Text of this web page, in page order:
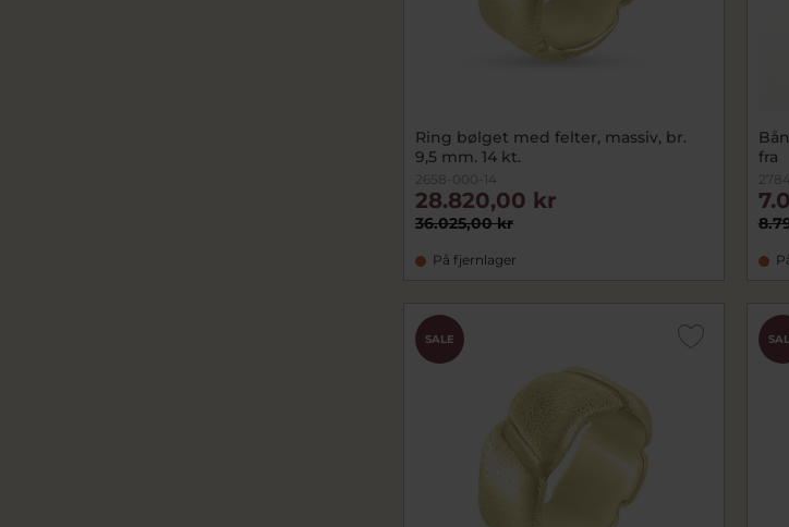
Ring bølget med felter, massiv, br.
9,5 mm. 14 kt.
2658-000-14
36.025,00 kr
28.820,00 kr
På fjernlager
fra
SALE